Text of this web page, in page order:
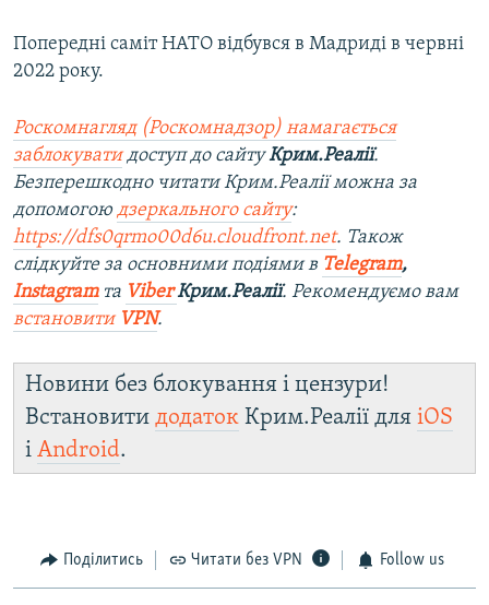
Попередні саміт НАТО відбувся в Мадриді в червні
2022 року.
Роскомнагляд (Роскомнадзор) намагається
заблокуватидоступ до сайтуКрим.Реалії.
Безперешкодно читати Крим.Реалії можна за
допомогою дзеркального сайту:
https://dfs0qrmo00d6u.cloudfront.net. Також
слідкуйте за основними подіями в Telegram,
Instagramта ViberКрим.Реалії. Рекомендуємо вам
встановити VPN.
Новини без блокування і цензури!
Встановити додаток Крим.Реалії для iOS
і Android.
Поділитись Читати без VPN Follow us